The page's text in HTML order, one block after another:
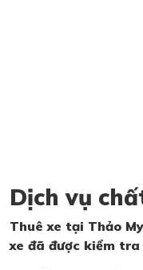
Dịch vụ
Thuê xe tại Thảo
xe đã được kiểm tra